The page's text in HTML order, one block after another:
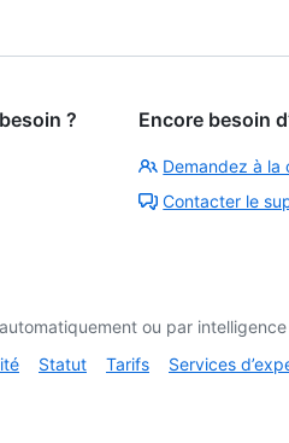
? Encore besoin
Demandez à la
Contacter le
ou par
Statut Tarifs Services